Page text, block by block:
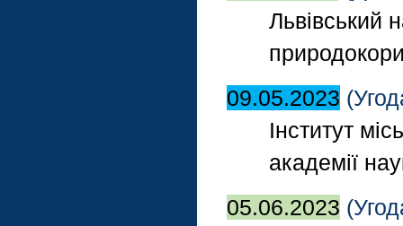
Львівський
09.05.2023
Інститут
академії
05.06.2023